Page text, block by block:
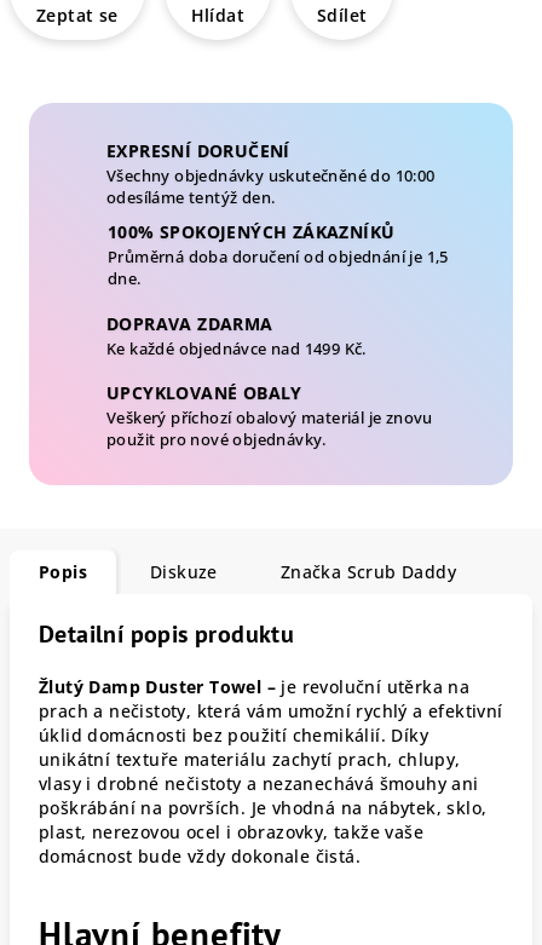
Zeptat se Hlídat Sdílet
EXPRESNÍ DORUČENÍ
Všechny objednávky uskutečněné do 10:00
odesíláme tentýž den.
100% SPOKOJENÝCH ZÁKAZNÍKŮ
Průměrná doba doručení od objednání je 1,5
dne.
DOPRAVA ZDARMA
Ke každé objednávce nad 1499 Kč.
UPCYKLOVANÉ OBALY
Veškerý příchozí obalový materiál je znovu
použit pro nové objednávky.
Popis Diskuze Značka Scrub Daddy
Detailní popis produktu
Žlutý Damp Duster Towel – je revoluční utěrka na
prach a nečistoty, která vám umožní rychlý a efektivní
úklid domácnosti bez použití chemikálií. Díky
unikátní textuře materiálu zachytí prach, chlupy,
vlasy i drobné nečistoty a nezanechává šmouhy ani
poškrábání na površích. Je vhodná na nábytek, sklo,
plast, nerezovou ocel i obrazovky, takže vaše
domácnost bude vždy dokonale čistá.
Hlavní benefity